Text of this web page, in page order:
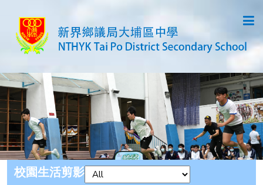
校園生活剪影